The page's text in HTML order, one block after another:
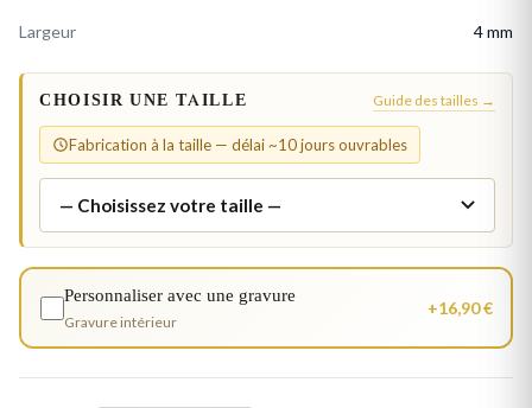
Largeur 4 mm
CHOISIR UNE TAILLE Guide des tailles →
Fabrication à la taille — délai ~10 jours ouvrables
Personnaliser avec une gravure
Gravure intérieur
+16,90 €